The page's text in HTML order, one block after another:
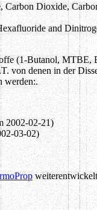
Dioxide,
and
(1-Butanol,
von denen in der
werden:.
2002-02-21)
03-02)